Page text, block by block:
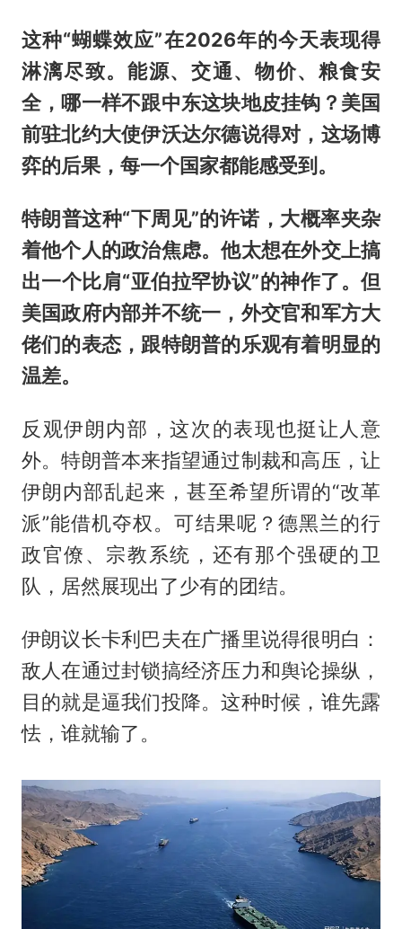
这种“蝴蝶效应”在2026年的今天表现得
淋漓尽致。能源、交通、物价、粮食安
全，哪一样不跟中东这块地皮挂钩？美国
前驻北约大使伊沃达尔德说得对，这场博
弈的后果，每一个国家都能感受到。
特朗普这种“下周见”的许诺，大概率夹杂
着他个人的政治焦虑。他太想在外交上搞
出一个比肩“亚伯拉罕协议”的神作了。但
美国政府内部并不统一，外交官和军方大
佬们的表态，跟特朗普的乐观有着明显的
温差。
反观伊朗内部，这次的表现也挺让人意
外。特朗普本来指望通过制裁和高压，让
伊朗内部乱起来，甚至希望所谓的“改革
派”能借机夺权。可结果呢？德黑兰的行
政官僚、宗教系统，还有那个强硬的卫
队，居然展现出了少有的团结。
伊朗议长卡利巴夫在广播里说得很明白：
敌人在通过封锁搞经济压力和舆论操纵，
目的就是逼我们投降。这种时候，谁先露
怯，谁就输了。